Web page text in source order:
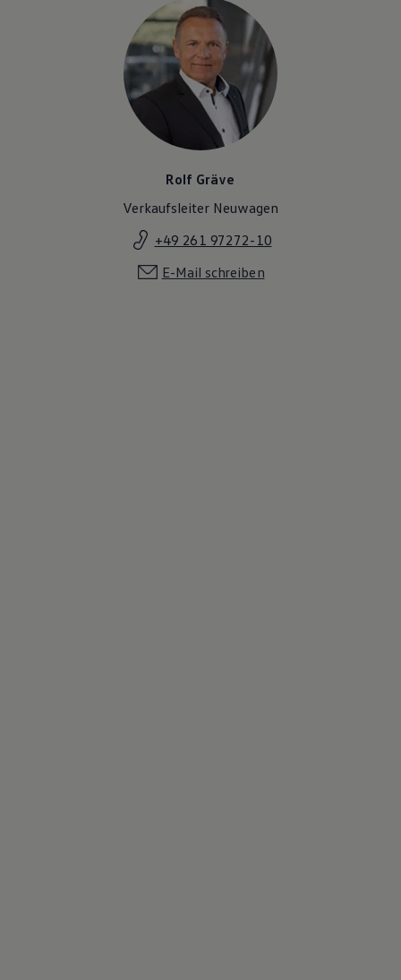
Rolf Gräve
Verkaufsleiter Neuwagen
+49 261 97272-10
E-Mail schreiben